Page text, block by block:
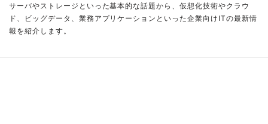
サーバやストレージといった基本的な話題から、仮想化技術やクラウ
ド、ビッグデータ、業務アプリケーションといった企業向けITの最新情
報を紹介します。